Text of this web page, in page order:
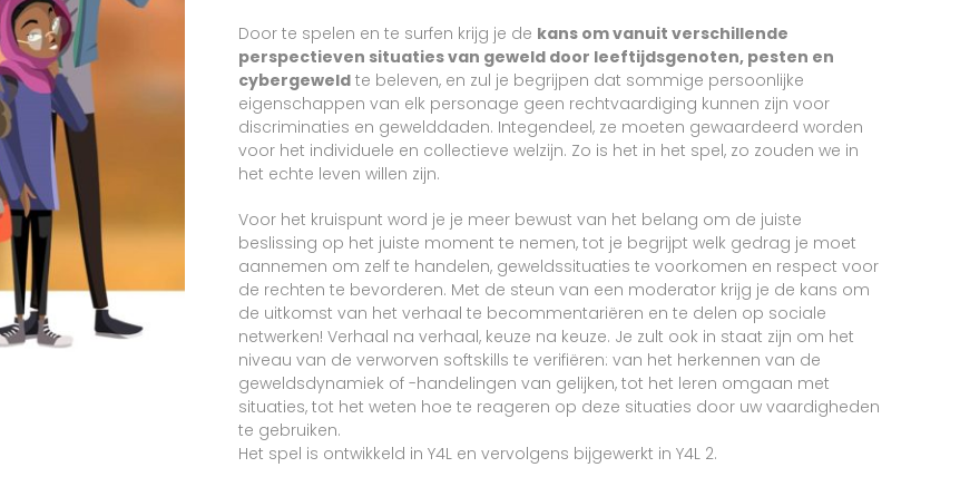
Door te spelen en te surfen krijg je de kans om vanuit verschillende
perspectieven situaties van geweld door leeftijdsgenoten, pesten en
cybergeweld te beleven, en zul je begrijpen dat sommige persoonlijke
eigenschappen van elk personage geen rechtvaardiging kunnen zijn voor
discriminaties en gewelddaden. Integendeel, ze moeten gewaardeerd worden
voor het individuele en collectieve welzijn. Zo is het in het spel, zo zouden we in
het echte leven willen zijn.
Voor het kruispunt word je je meer bewust van het belang om de juiste
beslissing op het juiste moment te nemen, tot je begrijpt welk gedrag je moet
aannemen om zelf te handelen, geweldssituaties te voorkomen en respect voor
de rechten te bevorderen. Met de steun van een moderator krijg je de kans om
de uitkomst van het verhaal te becommentariëren en te delen op sociale
netwerken! Verhaal na verhaal, keuze na keuze. Je zult ook in staat zijn om het
niveau van de verworven softskills te verifiëren: van het herkennen van de
geweldsdynamiek of -handelingen van gelijken, tot het leren omgaan met
situaties, tot het weten hoe te reageren op deze situaties door uw vaardigheden
te gebruiken.
Het spel is ontwikkeld in Y4L en vervolgens bijgewerkt in Y4L 2.